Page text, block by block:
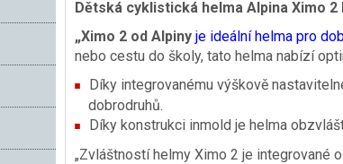
Dětská cyklistická helma Alpina Ximo 2
„Ximo 2 od Alpiny je ideální helma pro
nebo cestu do školy, tato helma nabízí
Díky integrovanému výškově
dobrodruhů.
Díky konstrukci inmold je helma
„Zvláštností helmy Ximo 2 je integrované